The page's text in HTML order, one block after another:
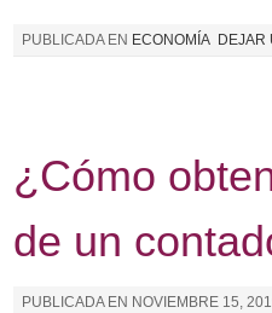
PUBLICADA EN ECONOMÍA DEJAR
¿Cómo
de un
PUBLICADA EN NOVIEMBRE 15,